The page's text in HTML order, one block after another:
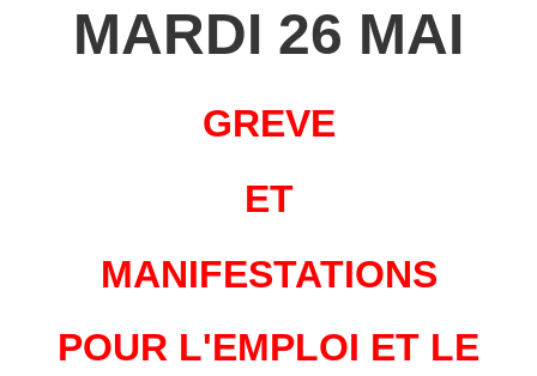
MARDI 26 MAI
GREVE
ET
MANIFESTATIONS
POUR L'EMPLOI ET LE